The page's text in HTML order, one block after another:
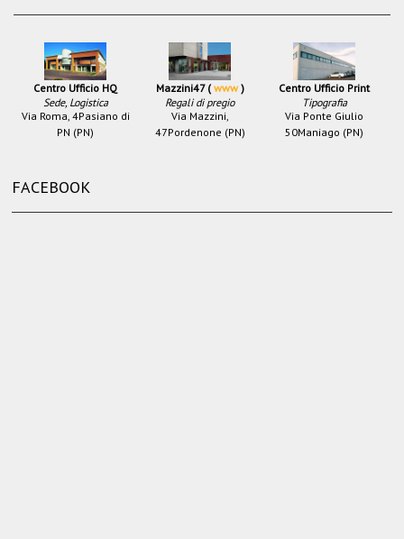
Centro Ufficio HQ
Sede, Logistica
Via Roma, 4Pasiano di
PN (PN)
Mazzini47 (www)
Regali di pregio
Via Mazzini,
47Pordenone (PN)
Centro Ufficio Print
Tipografia
Via Ponte Giulio
50Maniago (PN)
FACEBOOK